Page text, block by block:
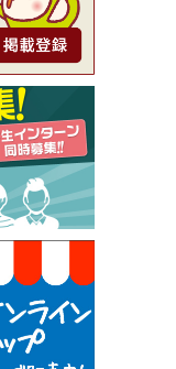
鼻毛脱毛 半額 2,2
クス脱毛サロン Mi
ル 3,850円→ 2,7
））
場たっちゃん 西